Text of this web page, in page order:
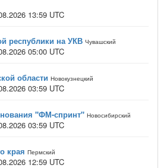
13:59 UTC
республики на УКВ Чувашский
05:00 UTC
области Новокузнецкий
03:59 UTC
"ФМ-спринт" Новосибирский
03:59 UTC
края Пермский
12:59 UTC